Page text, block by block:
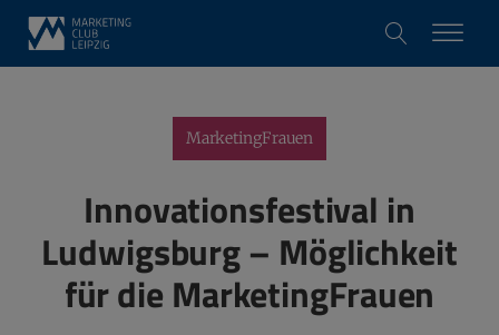
MarketingFrauen
Innovationsfestival in
Ludwigsburg – Möglichkeit
für die MarketingFrauen